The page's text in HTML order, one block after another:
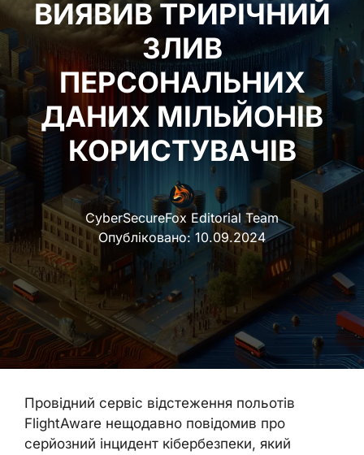
ВИЯВИВ ТРИРІЧНИЙ
ЗЛИВ
ПЕРСОНАЛЬНИХ
ДАНИХ МІЛЬЙОНІВ
КОРИСТУВАЧІВ
CyberSecureFox Editorial Team
Опубліковано: 10.09.2024
Провідний сервіс відстеження польотів
FlightAware нещодавно повідомив про
серйозний інцидент кібербезпеки, який